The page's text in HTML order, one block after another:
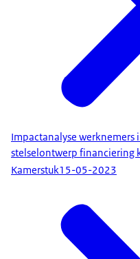
Impactanalyse
stelselontwerp financiering
Kamerstuk15-05-2023